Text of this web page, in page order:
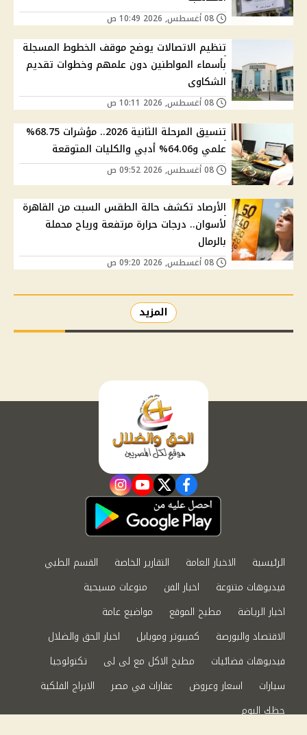
تنظيم الاتصالات يوضح موقف الخطوط المسجلة
بأسماء المواطنين دون علمهم وخطوات تقديم
الشكاوى
تنسيق المرحلة الثانية 2026.. مؤشرات 68.75%
علمي و64.06% أدبي والكليات المتوقعة
الأرصاد تكشف حالة الطقس السبت من القاهرة
لأسوان.. درجات حرارة مرتفعة ورياح محملة
بالرمال
المزيد
facebook
twitter
youtube
instagram
الرئيسية الاخبار العامة التقارير الخاصة
القسم الطبي
فيديوهات متنوعة
اخبار الفن
منوعات مسيحية
اخبار الرياضة
مطبخ الموقع
مواضيع عامة
الاقتصاد والبورصة
كمبيوتر وموبايل
اخبار الحق والضلال
فيديوهات فضائيات
مطبخ الاكل مع لى لى
تكنولوجيا
سيارات
اسعار وعروض عقارات في مصر
الابراج الفلكية
حظك اليوم